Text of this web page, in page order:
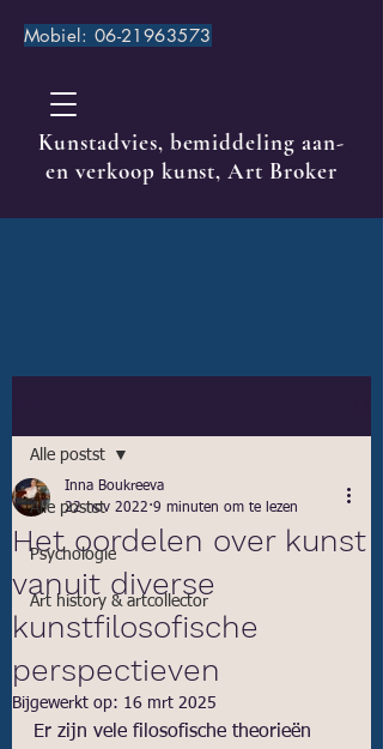
Mobiel: 06-21963573
Kunstadvies, bemiddeling aan-
en verkoop kunst, Art Broker
Alle postst
Psychologie
Art history & artcollector
Alle postst
Het oordelen over kunst
vanuit diverse
kunstfilosofische
perspectieven
Inna Boukreeva
22 nov 2022 9 minuten om te lezen
Bijgewerkt op: 16 mrt 2025
Er zijn vele filosofische theorieën